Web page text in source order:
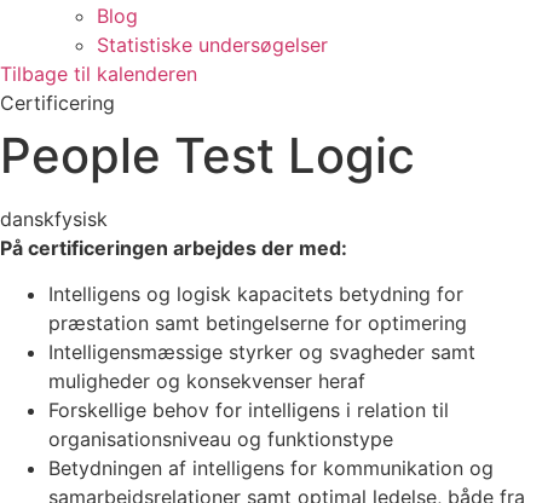
Blog
Statistiske undersøgelser
Tilbage til kalenderen
Certificering
People Test Logic
danskfysisk
På certificeringen arbejdes der med:
Intelligens og logisk kapacitets betydning for
præstation samt betingelserne for optimering
Intelligensmæssige styrker og svagheder samt
muligheder og konsekvenser heraf
Forskellige behov for intelligens i relation til
organisationsniveau og funktionstype
Betydningen af intelligens for kommunikation og
samarbejdsrelationer samt optimal ledelse, både fra